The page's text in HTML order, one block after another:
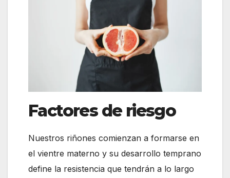
Factores de riesgo
Nuestros riñones comienzan a formarse en
el vientre materno y su desarrollo temprano
define la resistencia que tendrán a lo largo